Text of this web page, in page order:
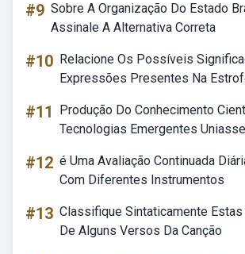
#9 Sobre A Organização Do Estado
Assinale A Alternativa Correta
#10 Relacione Os Possíveis
Expressões Presentes Na
#11
Produção Do Conhecimento
Tecnologias Emergentes
#12 é Uma Avaliação Continuada
Com Diferentes Instrumentos
#13 Classifique Sintaticamente
De Alguns Versos Da Canção